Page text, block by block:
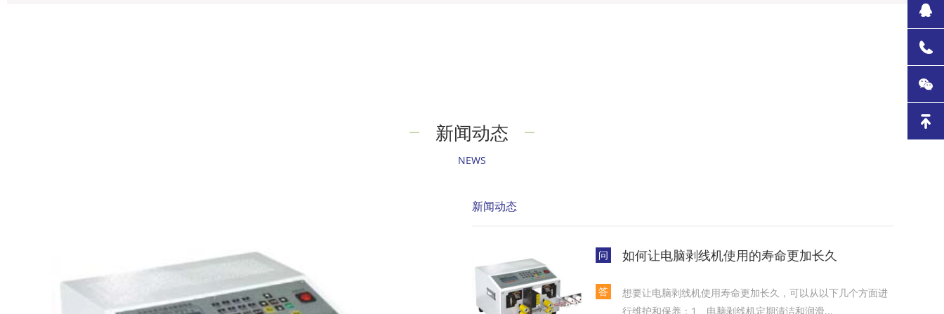
新闻动态
NEWS
新闻动态
问 如何让电脑剥线机使用的寿命更加长久
答
想要让电脑剥线机使用寿命更加长久，可以从以下几个方面进
行维护和保养‌：1‌、电脑剥线机定期清洁和润滑...